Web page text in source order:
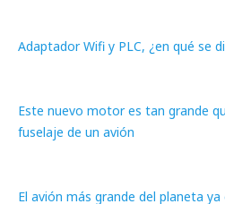
Adaptador Wifi y PLC, ¿en qué se
Este nuevo motor es tan grande
fuselaje de un avión
El avión más grande del planeta